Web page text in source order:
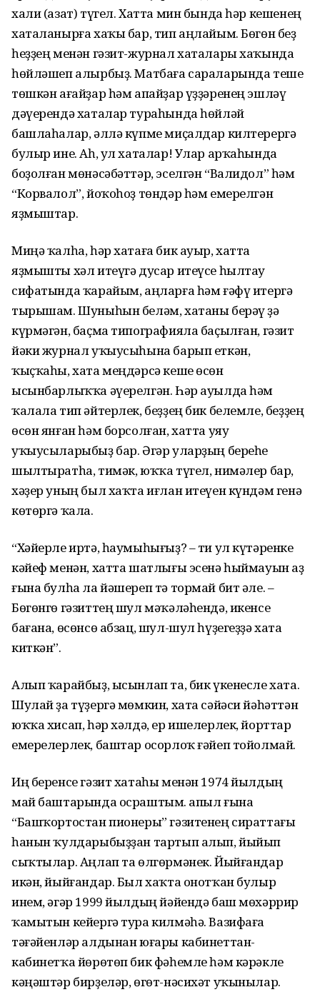
хали (азат) түгел. Хатта мин бында һәр кешенең
хаталанырға хаҡы бар, тип аңлайым. Бөгөн беҙ
һеҙҙең менән гәзит-журнал хаталары хаҡында
һөйләшеп алырбыҙ. Матбаға сараларында теше
төшкән ағайҙар һәм апайҙар үҙҙәренең эшләү
дәүерендә хаталар тураһында һөйләй
башлаһалар, әллә күпме миҫалдар килтерергә
булыр ине. Аһ, ул хаталар! Улар арҡаһында
боҙолған мөнәсәбәттәр, эселгән “Валидол” һәм
“Корвалол”, йоҡоһоҙ төндәр һәм емерелгән
яҙмыштар.
Миңә ҡалһа, һәр хатаға бик ауыр, хатта
яҙмышты хәл итеүгә дусар итеүсе һылтау
сифатында ҡарайым, аңларға һәм ғәфү итергә
тырышам. Шуныһын беләм, хатаны берәү ҙә
күрмәгән, баҫма типографияла баҫылған, гәзит
йәки журнал уҡыусыһына барып еткән,
ҡыҫҡаһы, хата меңдәрсә кеше өсөн
ысынбарлыҡҡа әүерелгән. Һәр ауылда һәм
ҡалала тип әйтерлек, беҙҙең бик белемле, беҙҙең
өсөн янған һәм борсолған, хатта уяу
уҡыусыларыбыҙ бар. Әгәр уларҙың береһе
шылтыратһа, тимәк, юҡҡа түгел, нимәлер бар,
хәҙер уның был хаҡта иғлан итеүен күндәм генә
көтөргә ҡала.
“Хәйерле иртә, һаумыһығыҙ? – ти ул күтәренке
кәйеф менән, хатта шатлығы эсенә һыймауын аҙ
ғына булһа ла йәшереп тә тормай бит әле. –
Бөгөнгө гәзиттең шул мәҡәләһендә, икенсе
бағана, өсөнсө абзац, шул-шул һүҙегеҙҙә хата
киткән”.
Алып ҡарайбыҙ, ысынлап та, бик үкенесле хата.
Шулай ҙа түҙергә мөмкин, хата сәйәси йәһәттән
юҡҡа хисап, һәр хәлдә, ер ишелерлек, йорттар
емерелерлек, баштар осорлоҡ ғәйеп тойолмай.
Иң беренсе гәзит хатаһы менән 1974 йылдың
май баштарында осраштым. Ҡапыл ғына
“Башҡортостан пионеры” гәзитенең сираттағы
һанын ҡулдарыбыҙҙан тартып алып, йыйып
сыҡтылар. Аңлап та өлгөрмәнек. Йыйғандар
икән, йыйғандар. Был хаҡта онотҡан булыр
инем, әгәр 1999 йылдың йәйендә баш мөхәррир
ҡамытын кейергә тура килмәһә. Вазифаға
тәғәйенләр алдынан юғары кабинеттан-
кабинетҡа йөрөтөп бик фәһемле һәм кәрәкле
кәңәштәр бирҙеләр, өгөт-нәсихәт уҡынылар.